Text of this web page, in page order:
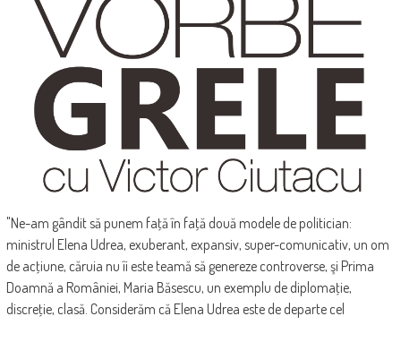
"Ne-am gândit să punem faţă în faţă două modele de politician:
ministrul Elena Udrea, exuberant, expansiv, super-comunicativ, un om
de acţiune, căruia nu îi este teamă să genereze controverse, şi Prima
Doamnă a României, Maria Băsescu, un exemplu de diplomaţie,
discreţie, clasă. Considerăm că Elena Udrea este de departe cel